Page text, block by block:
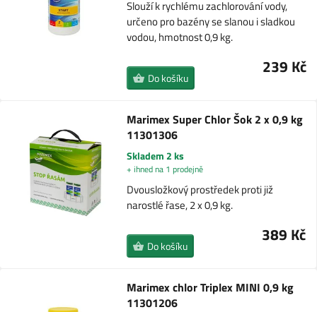
Slouží k rychlému zachlorování vody,
určeno pro bazény se slanou i sladkou
vodou, hmotnost 0,9 kg.
239 Kč
Do košíku
Marimex Super Chlor Šok 2 x 0,9 kg
11301306
Skladem 2 ks
+ ihned na 1 prodejně
Dvousložkový prostředek proti již
narostlé řase, 2 x 0,9 kg.
389 Kč
Do košíku
Marimex chlor Triplex MINI 0,9 kg
11301206